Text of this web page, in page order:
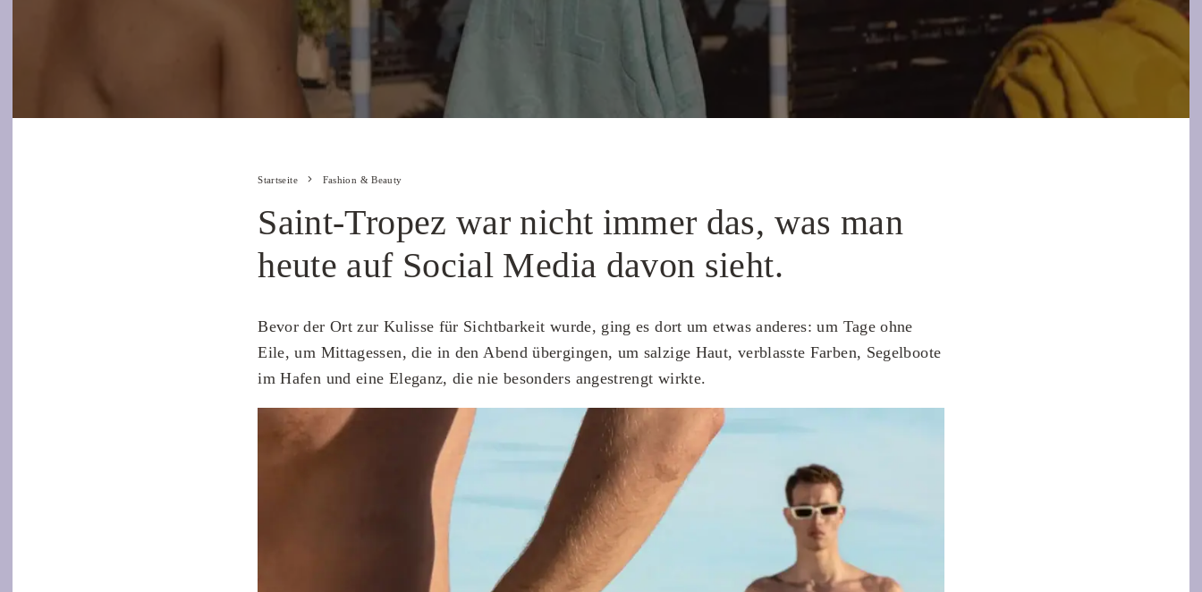
Startseite Fashion & Beauty
Saint-Tropez war nicht immer das, was man
heute auf Social Media davon sieht.
Bevor der Ort zur Kulisse für Sichtbarkeit wurde, ging es dort um etwas anderes: um Tage ohne
Eile, um Mittagessen, die in den Abend übergingen, um salzige Haut, verblasste Farben, Segelboote
im Hafen und eine Eleganz, die nie besonders angestrengt wirkte.